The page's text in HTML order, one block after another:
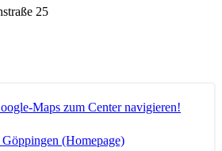
25
Maps zum Center navigieren!
Göppingen (Homepage)